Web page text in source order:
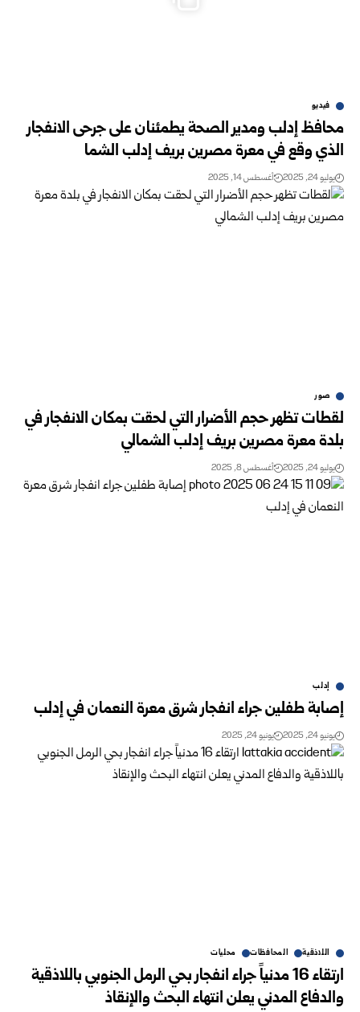
فيديو
محافظ إدلب ومدير الصحة يطمئنان على جرحى الانفجار
الذي وقع في معرة مصرين بريف إدلب الشما
يوليو 24, 2025 أغسطس 14, 2025
صور
لقطات تظهر حجم الأضرار التي لحقت بمكان الانفجار في
بلدة معرة مصرين بريف إدلب الشمالي
يوليو 24, 2025 أغسطس 8, 2025
إدلب
إصابة طفلين جراء انفجار شرق معرة النعمان في إدلب
يونيو 24, 2025 يونيو 24, 2025
اللاذقية المحافظات محليات
ارتقاء 16 مدنياً جراء انفجار بحي الرمل الجنوبي باللاذقية
والدفاع المدني يعلن انتهاء البحث والإنقاذ